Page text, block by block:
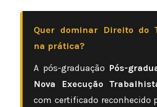
Quer dominar Direito do
na prática?
A pós-graduação Pós-
Nova Execução
com certificado reconhecido